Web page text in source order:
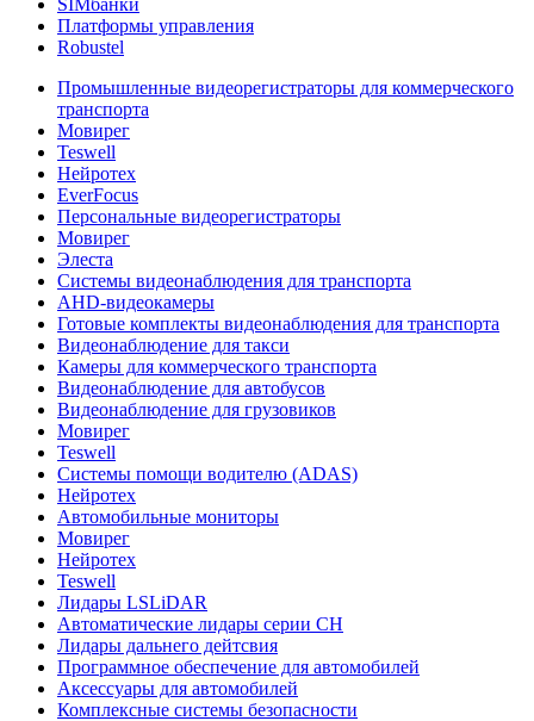
SIMбанки
Платформы управления
Robustel
Промышленные видеорегистраторы для коммерческого
транспорта
Мовирег
Teswell
Нейротех
EverFocus
Персональные видеорегистраторы
Мовирег
Элеста
Системы видеонаблюдения для транспорта
AHD-видеокамеры
Готовые комплекты видеонаблюдения для транспорта
Видеонаблюдение для такси
Камеры для коммерческого транспорта
Видеонаблюдение для автобусов
Видеонаблюдение для грузовиков
Мовирег
Teswell
Системы помощи водителю (ADAS)
Нейротех
Автомобильные мониторы
Мовирег
Нейротех
Teswell
Лидары LSLiDAR
Автоматические лидары серии CH
Лидары дальнего дейтсвия
Программное обеспечение для автомобилей
Аксессуары для автомобилей
Комплексные системы безопасности